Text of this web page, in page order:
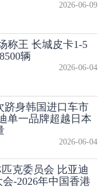
2026-06-09
称王 长城皮卡1-5
辆
2026-06-04
跻身韩国进口车市
单一品牌超越日本
2026-06-04
克委员会 比亚迪
-2026年中国香港